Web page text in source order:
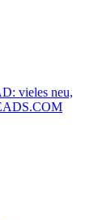
vieles neu,